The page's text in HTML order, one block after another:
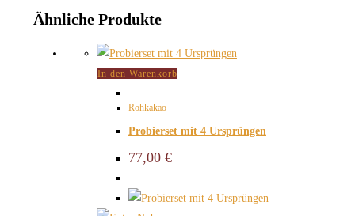
Ähnliche Produkte
In den Warenkorb
Rohkakao
Probierset mit 4 Ursprüngen
77,00 €